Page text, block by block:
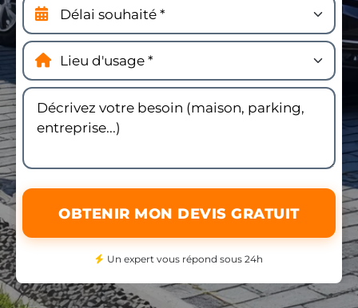
OBTENIR MON DEVIS GRATUIT
Un expert vous répond sous 24h